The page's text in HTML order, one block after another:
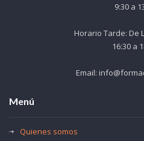
9:30 a
Horario Tarde: De
16:30 a
Email:
Menú
Quienes somos